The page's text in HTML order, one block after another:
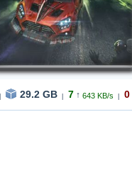
29.2 GB 7 ↑ 643 KB/s 0